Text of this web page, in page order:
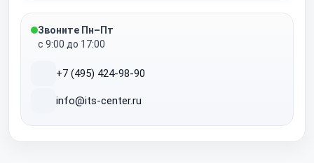
Звоните Пн–Пт
с 9:00 до 17:00
+7 (495) 424-98-90
info@its-center.ru